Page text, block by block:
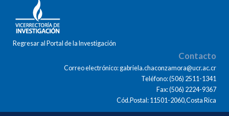
Regresar al Portal de la Investigación
Contacto
Correo electrónico: gabriela.chaconzamora@ucr.ac.cr
Teléfono: (506) 2511-1341
Fax: (506) 2224-9367
Cód.Postal: 11501-2060,Costa Rica